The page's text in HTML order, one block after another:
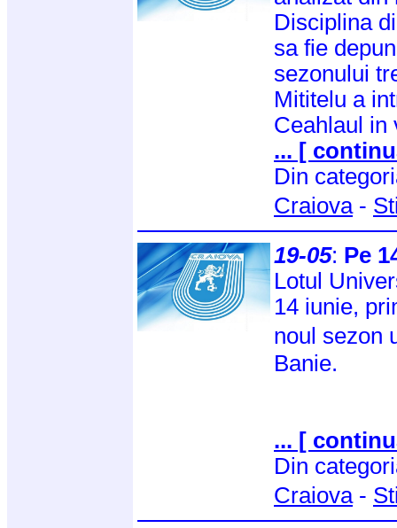
Disciplina
sa fie
sezonului
Mititelu a
Ceahlaul in
... [
Din
Craiova-
19-05: Pe
Lotul
14 iunie,
noul sezon
Banie.
... [
Din
Craiova-